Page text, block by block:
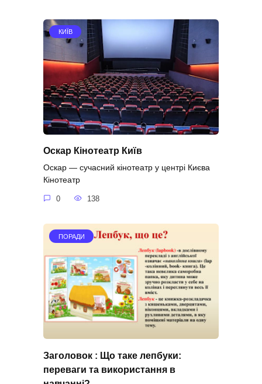
КИЇВ
Оскар Кінотеатр Київ
Оскар — сучасний кінотеатр у центрі Києва
Кінотеатр
0 138
ПОРАДИ
Заголовок : Що таке лепбуки:
переваги та використання в